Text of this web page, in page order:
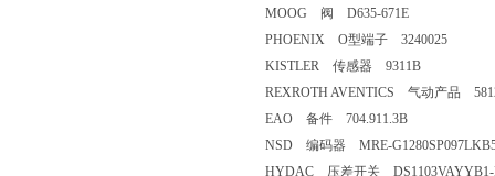
MOOG 阀 D635-671E
PHOENIX O型端子 3240025
KISTLER 传感器 9311B
REXROTH AVENTICS 气动产品
EAO 备件 704.911.3B
NSD 编码器 MRE-
HYDAC 压差开关 DS1103VAYYB1-